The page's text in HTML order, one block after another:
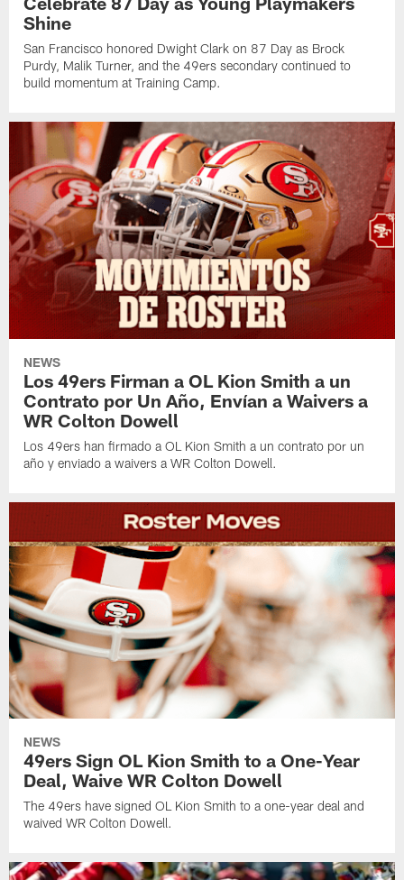
Shine
San Francisco honored Dwight Clark on 87 Day as Brock
Purdy, Malik Turner, and the 49ers secondary continued to
build momentum at Training Camp.
NEWS
Los 49ers Firman a OL Kion Smith a un
Contrato por Un Año, Envían a Waivers a
WR Colton Dowell
Los 49ers han firmado a OL Kion Smith a un contrato por un
año y enviado a waivers a WR Colton Dowell.
NEWS
49ers Sign OL Kion Smith to a One-Year
Deal, Waive WR Colton Dowell
The 49ers have signed OL Kion Smith to a one-year deal and
waived WR Colton Dowell.